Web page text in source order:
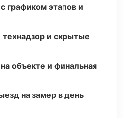
графиком этапов и
технадзор и скрытые
объекте и финальная
на замер в день